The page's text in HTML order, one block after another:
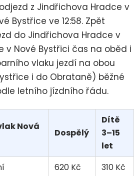
z Jindřichova Hradce v
Bystřice ve 12:58. Zpět
do Jindřichova Hradce v
v Nové Bystřici čas na oběd i
vlaku jezdí na obou
i do Obrataně) běžné
letního jízdního řádu.
Nová
Dospělý
Dítě
3–15
let
620 Kč
310 Kč